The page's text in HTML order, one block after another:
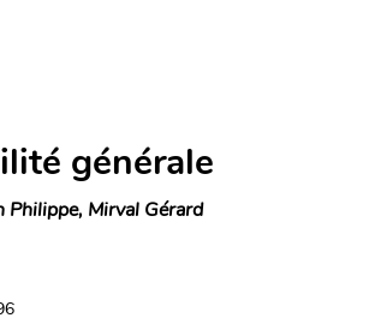
générale
Philippe, Mirval Gérard